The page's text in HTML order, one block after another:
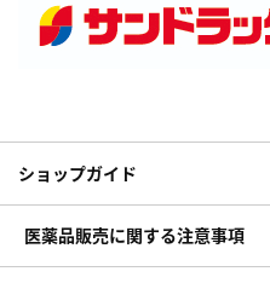
ショップガイド
医薬品販売に関する注意事項